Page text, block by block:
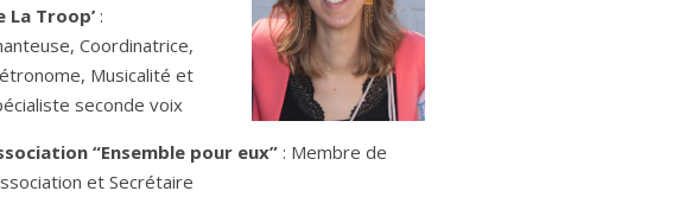
La Troop’ :
Coordinatrice,
Musicalité et
seconde voix
“Ensemble pour eux”: Membre de
et Secrétaire